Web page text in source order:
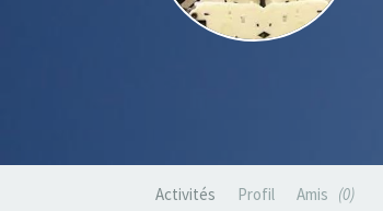
Activités Profil Amis 0